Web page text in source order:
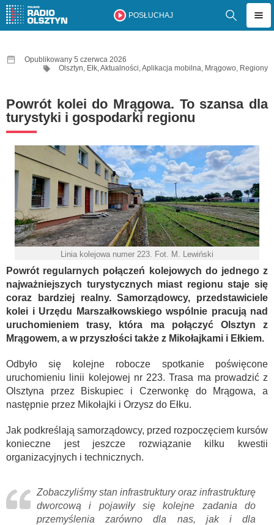
POSŁUCHAJ
Opublikowany 5 czerwca 2026
Olsztyn, Ełk,Aktualności,Aplikacja mobilna, Mrągowo, Regiony
Powrót kolei do Mrągowa. To szansa dla
turystyki i gospodarki regionu
Linia kolejowa numer 223. Fot. M. Lewiński
Powrót regularnych połączeń kolejowych do jednego z
najważniejszych turystycznych miast regionu staje się
coraz bardziej realny. Samorządowcy, przedstawiciele
kolei i Urzędu Marszałkowskiego wspólnie pracują nad
uruchomieniem trasy, która ma połączyć Olsztyn z
Mrągowem, a w przyszłości także z Mikołajkami i Ełkiem.
Odbyło się kolejne robocze spotkanie poświęcone
uruchomieniu linii kolejowej nr 223. Trasa ma prowadzić z
Olsztyna przez Biskupiec i Czerwonkę do Mrągowa, a
następnie przez Mikołajki i Orzysz do Ełku.
Jak podkreślają samorządowcy, przed rozpoczęciem kursów
konieczne jest jeszcze rozwiązanie kilku kwestii
organizacyjnych i technicznych.
Zobaczyliśmy stan infrastruktury oraz infrastrukturę
dworcową i pojawiły się kolejne zadania do
przemyślenia zarówno dla nas, jak i dla